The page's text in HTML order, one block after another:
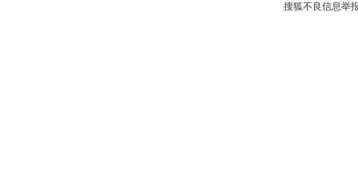
搜狐不良信息举